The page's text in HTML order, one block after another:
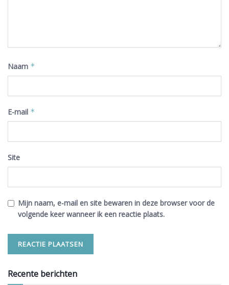
Naam *
E-mail *
Site
Mijn naam, e-mail en site bewaren in deze browser voor de
volgende keer wanneer ik een reactie plaats.
Recente berichten